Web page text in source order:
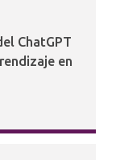
ChatGPT
en